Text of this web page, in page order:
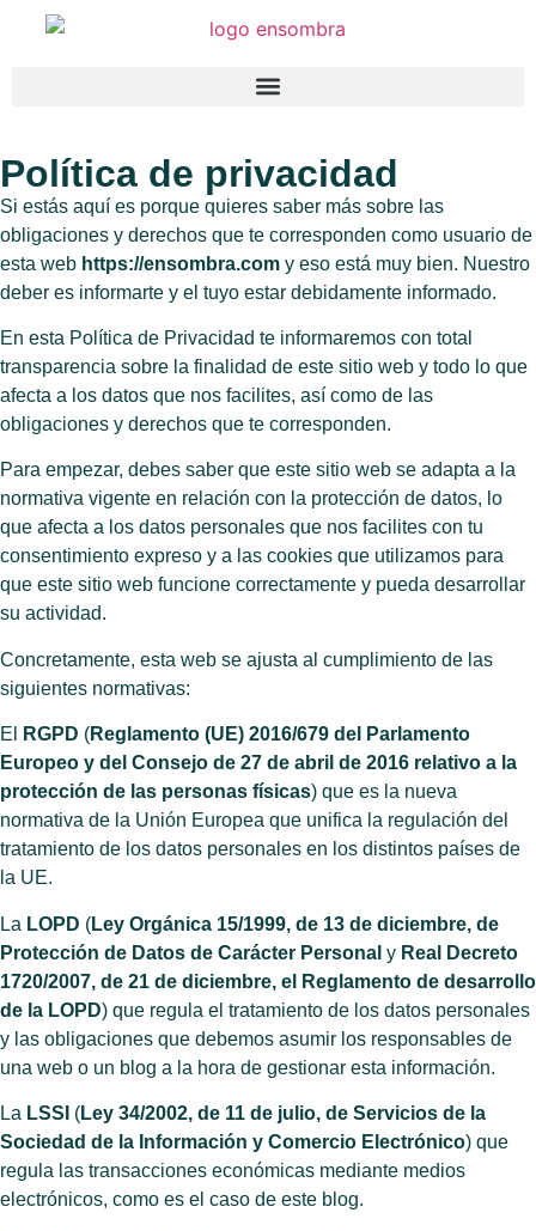
Política de privacidad
Si estás aquí es porque quieres saber más sobre las
obligaciones y derechos que te corresponden como usuario de
esta web https://ensombra.com y eso está muy bien. Nuestro
deber es informarte y el tuyo estar debidamente informado.
En esta Política de Privacidad te informaremos con total
transparencia sobre la finalidad de este sitio web y todo lo que
afecta a los datos que nos facilites, así como de las
obligaciones y derechos que te corresponden.
Para empezar, debes saber que este sitio web se adapta a la
normativa vigente en relación con la protección de datos, lo
que afecta a los datos personales que nos facilites con tu
consentimiento expreso y a las cookies que utilizamos para
que este sitio web funcione correctamente y pueda desarrollar
su actividad.
Concretamente, esta web se ajusta al cumplimiento de las
siguientes normativas:
El RGPD (Reglamento (UE) 2016/679 del Parlamento
Europeo y del Consejo de 27 de abril de 2016 relativo a la
protección de las personas físicas) que es la nueva
normativa de la Unión Europea que unifica la regulación del
tratamiento de los datos personales en los distintos países de
la UE.
La LOPD (Ley Orgánica 15/1999, de 13 de diciembre, de
Protección de Datos de Carácter Personal y Real Decreto
1720/2007, de 21 de diciembre, el Reglamento de desarrollo
de la LOPD) que regula el tratamiento de los datos personales
y las obligaciones que debemos asumir los responsables de
una web o un blog a la hora de gestionar esta información.
La LSSI (Ley 34/2002, de 11 de julio, de Servicios de la
Sociedad de la Información y Comercio Electrónico) que
regula las transacciones económicas mediante medios
electrónicos, como es el caso de este blog.